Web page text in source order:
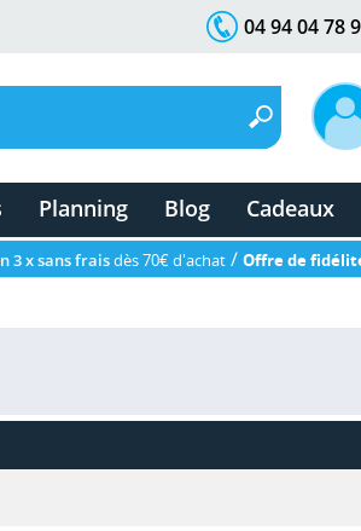
04 94 04 78
Planning Blog Cadeaux
3 x sans fraisdès 70€ d'achat / Offre de